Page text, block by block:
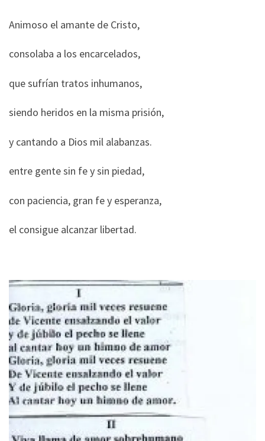
Animoso el amante de Cristo,
consolaba a los encarcelados,
que sufrían tratos inhumanos,
siendo heridos en la misma prisión,
y cantando a Dios mil alabanzas.
entre gente sin fe y sin piedad,
con paciencia, gran fe y esperanza,
el consigue alcanzar libertad.